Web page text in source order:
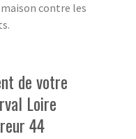
contre les
de votre
Loire
44